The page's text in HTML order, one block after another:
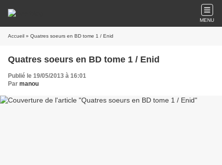
MENU
Accueil » Quatres soeurs en BD tome 1 / Enid
Quatres soeurs en BD tome 1 / Enid
Publié le 19/05/2013 à 16:01
Par manou